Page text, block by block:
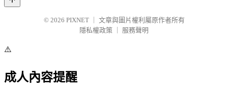
© 2026 PIXNET
文章與圖片權利屬原作者所有
隱私權政策
服務聲明
⚠️
成人內容提醒